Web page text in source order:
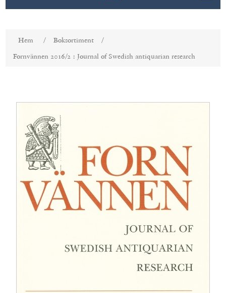
Hem / Boksortiment
/
Fornvännen 2016/2 : Journal of Swedish antiquarian research